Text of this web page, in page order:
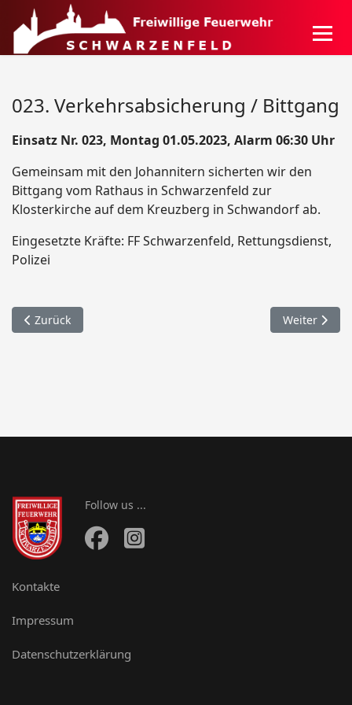
023. Verkehrsabsicherung / Bittgang
Einsatz Nr. 023, Montag 01.05.2023, Alarm 06:30 Uhr
Gemeinsam mit den Johannitern sicherten wir den
Bittgang vom Rathaus in Schwarzenfeld zur
Klosterkirche auf dem Kreuzberg in Schwandorf ab.
Eingesetzte Kräfte: FF Schwarzenfeld, Rettungsdienst,
Polizei
Vorheriger Beitrag: 024. Eingeklemmte Person / Wundsheim
Zurück Nächster
Weiter
Follow us ...
Kontakte
Impressum
Datenschutzerklärung